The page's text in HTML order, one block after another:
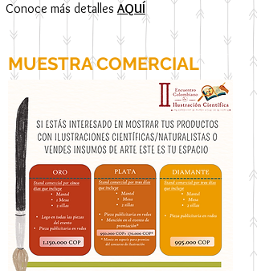
Conoce más detalles AQUÍ
MUESTRA COMERCIAL